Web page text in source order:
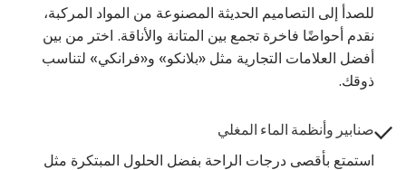
للصدأ إلى التصاميم الحديثة المصنوعة من المواد المركبة،
نقدم أحواضًا فاخرة تجمع بين المتانة والأناقة. اختر من بين
أفضل العلامات التجارية مثل «بلانكو» و«فرانكي» لتناسب
ذوقك.
صنابير وأنظمة الماء المغلي
استمتع بأقصى درجات الراحة بفضل الحلول المبتكرة مثل